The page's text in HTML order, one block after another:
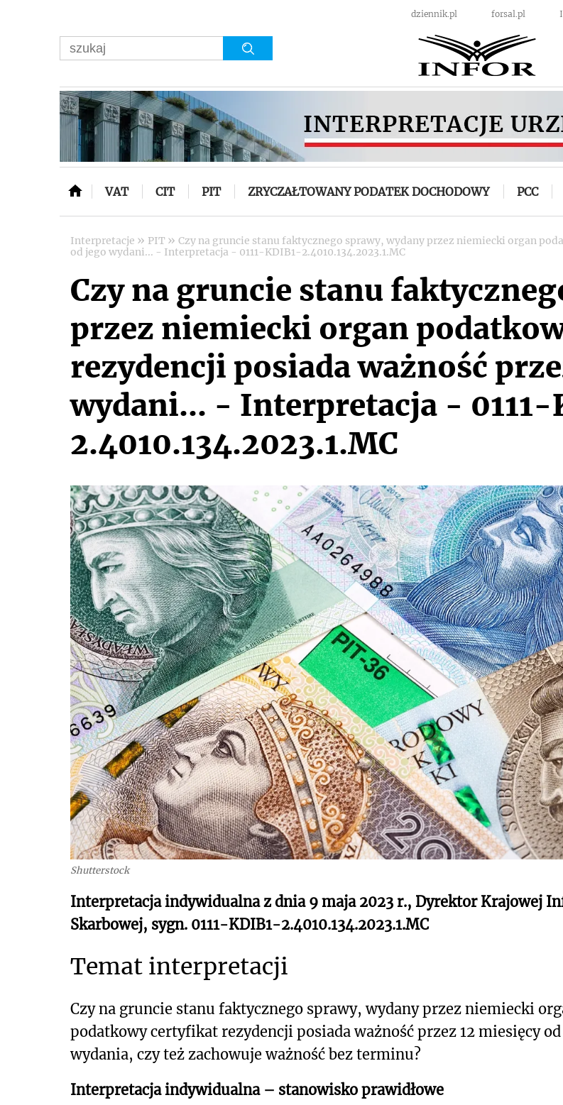
dziennik.pl forsal.pl
VAT CIT PIT ZRYCZAŁTOWANY PODATEK DOCHODOWY PCC
Interpretacje » PIT » Czy na gruncie stanu faktycznego sprawy, wydany przez niemiecki organ
od jego wydani... - Interpretacja - 0111-KDIB1-2.4010.134.2023.1.MC
Czy na gruncie stanu
przez niemiecki organ
rezydencji posiada ważność
wydani... - Interpretacja - 0111-
2.4010.134.2023.1.MC
Shutterstock
Interpretacja indywidualna z dnia 9 maja 2023 r., Dyrektor Krajowej
Skarbowej, sygn. 0111-KDIB1-2.4010.134.2023.1.MC
Temat interpretacji
Czy na gruncie stanu faktycznego sprawy, wydany przez niemiecki
podatkowy certyfikat rezydencji posiada ważność przez 12 miesięcy
wydania, czy też zachowuje ważność bez terminu?
Interpretacja indywidualna – stanowisko prawidłowe